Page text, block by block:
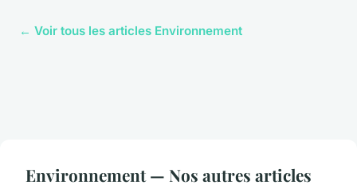
← Voir tous les articles Environnement
Environnement — Nos autres articles